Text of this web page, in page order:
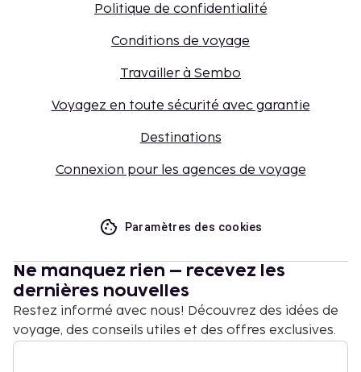
Politique de confidentialité
Conditions de voyage
Travailler à Sembo
Voyagez en toute sécurité avec garantie
Destinations
Connexion pour les agences de voyage
Paramètres des cookies
Ne manquez rien – recevez les
dernières nouvelles
Restez informé avec nous! Découvrez des idées de
voyage, des conseils utiles et des offres exclusives.